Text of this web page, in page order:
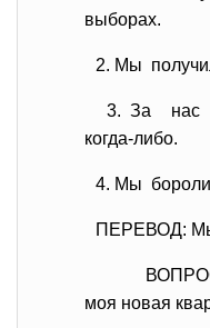
выборах.
2. Мы
3. За нас
когда-либо.
4. Мы
ПЕРЕВОД:
моя новая